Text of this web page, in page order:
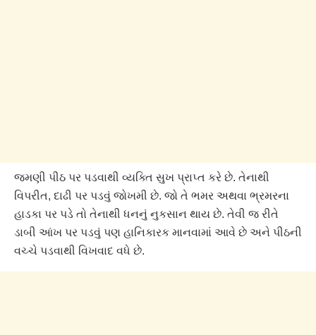
જમણી પીઠ પર પડવાથી વ્યક્તિ સુખ પ્રાપ્ત કરે છે. તેનાથી
વિપરીત, દાઢી પર પડવું જોખમી છે. જો તે ભમર અથવા ભ્રમરના
હાડકા પર પડે તો તેનાથી ધનનું નુકસાન થાય છે. તેવી જ રીતે
ડાબી આંખ પર પડવું પણ હાનિકારક માનવામાં આવે છે અને પીઠની
વચ્ચે પડવાથી વિખવાદ વધે છે.